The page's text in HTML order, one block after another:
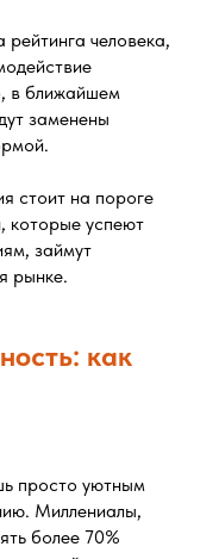
рейтинга человека,
в ближайшем
заменены
стоит на пороге
которые успеют
займут
рынке.
как
просто уютным
Миллениалы,
более 70%